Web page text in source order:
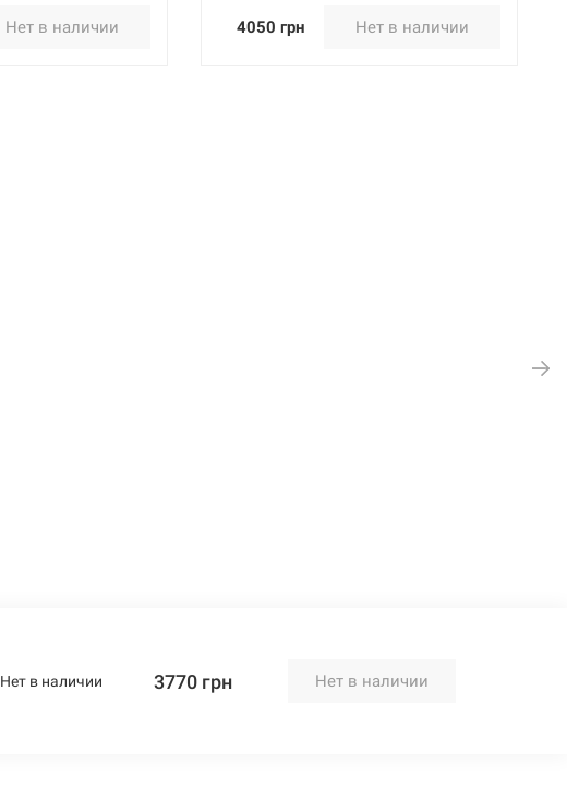
Нет в наличии 4050 грн Нет в наличии
Нет в наличии 3770 грн Нет в наличии